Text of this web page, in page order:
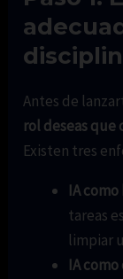
Antes de
rol deseas
Existen tres
IA
tareas
limpiar
IA